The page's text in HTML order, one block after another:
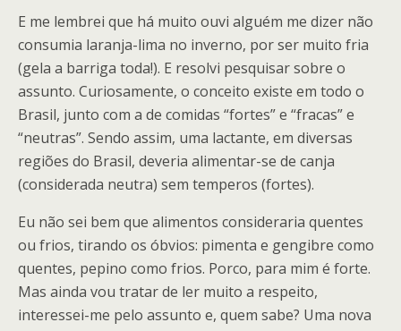
E me lembrei que há muito ouvi alguém me dizer não
consumia laranja-lima no inverno, por ser muito fria
(gela a barriga toda!). E resolvi pesquisar sobre o
assunto. Curiosamente, o conceito existe em todo o
Brasil, junto com a de comidas “fortes” e “fracas” e
“neutras”. Sendo assim, uma lactante, em diversas
regiões do Brasil, deveria alimentar-se de canja
(considerada neutra) sem temperos (fortes).
Eu não sei bem que alimentos consideraria quentes
ou frios, tirando os óbvios: pimenta e gengibre como
quentes, pepino como frios. Porco, para mim é forte.
Mas ainda vou tratar de ler muito a respeito,
interessei-me pelo assunto e, quem sabe? Uma nova